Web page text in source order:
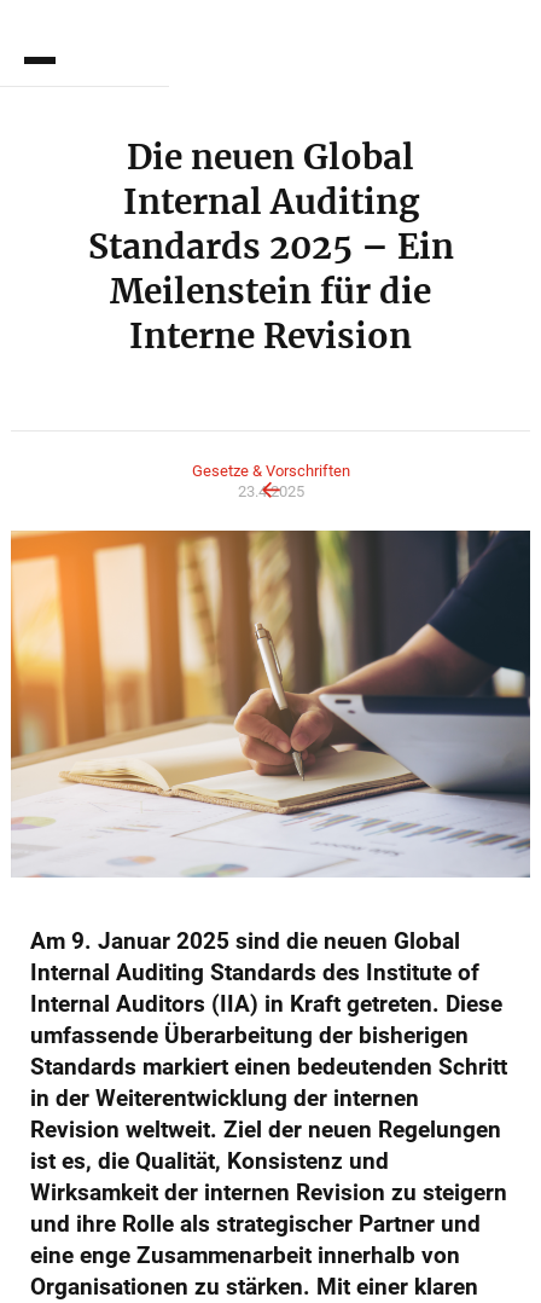
Die neuen Global
Internal Auditing
Standards 2025 – Ein
Meilenstein für die
Interne Revision
Gesetze & Vorschriften
23.4.2025
Am 9. Januar 2025 sind die neuen Global
Internal Auditing Standards des Institute of
Internal Auditors (IIA) in Kraft getreten. Diese
umfassende Überarbeitung der bisherigen
Standards markiert einen bedeutenden Schritt
in der Weiterentwicklung der internen
Revision weltweit. Ziel der neuen Regelungen
ist es, die Qualität, Konsistenz und
Wirksamkeit der internen Revision zu steigern
und ihre Rolle als strategischer Partner und
eine enge Zusammenarbeit innerhalb von
Organisationen zu stärken. Mit einer klaren